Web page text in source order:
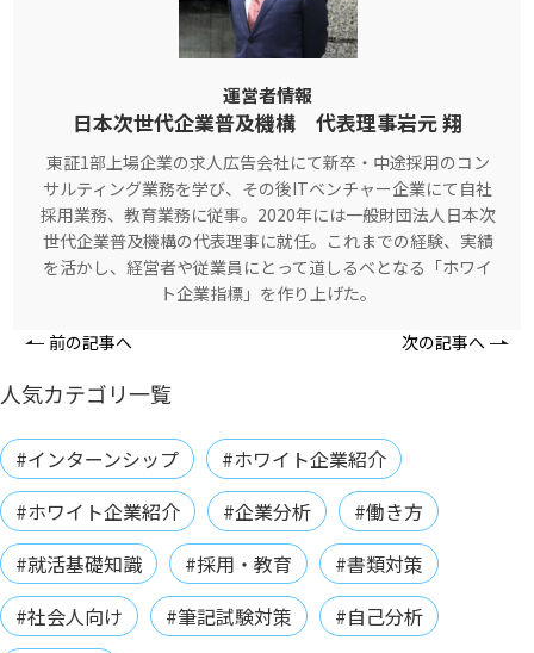
運営者情報
日本次世代企業普及機構 代表理事岩元 翔
東証1部上場企業の求人広告会社にて新卒・中途採用のコン
サルティング業務を学び、その後ITベンチャー企業にて自社
採用業務、教育業務に従事。2020年には一般財団法人日本次
世代企業普及機構の代表理事に就任。これまでの経験、実績
を活かし、経営者や従業員にとって道しるべとなる「ホワイ
ト企業指標」を作り上げた。
前の記事へ 次の記事へ
人気カテゴリ一覧
#インターンシップ
#ホワイト企業紹介
#ホワイト企業紹介
#企業分析
#働き方
#就活基礎知識
#採用・教育
#書類対策
#社会人向け
#筆記試験対策
#自己分析